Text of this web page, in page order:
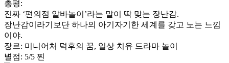
총평:
진짜 ‘편의점 알바놀이’라는 말이 딱 맞는 장난감.
장난감이라기보단 하나의 아기자기한 세계를 갖고 노는 느낌
이야.
장르: 미니어처 덕후의 꿈, 일상 치유 드라마 놀이
별점: 5/5 찐